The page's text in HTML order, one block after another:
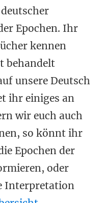
Epochen. Ihr
kennen
behandelt
unsere Deutsch
ihr einiges an
wir euch auch
so könnt ihr
Epochen der
oder
Interpretation